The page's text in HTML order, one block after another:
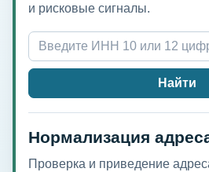
и рисковые сигналы.
Найти
Нормализация
Проверка и приведение